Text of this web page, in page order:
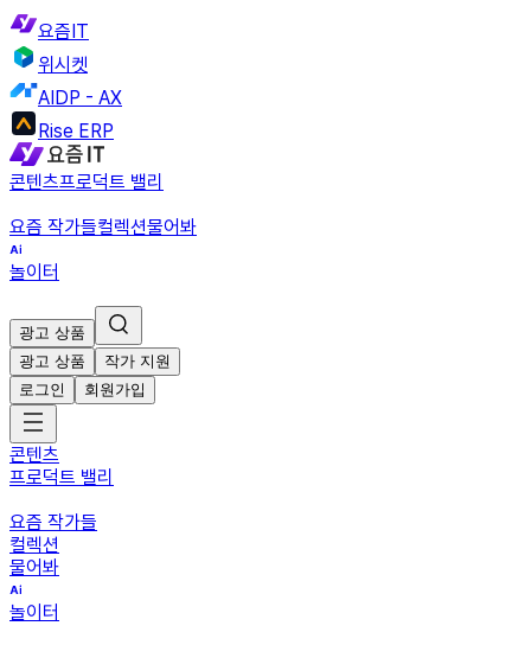
요즘IT
위시켓
AIDP - AX
Rise ERP
콘텐츠프로덕트 밸리
요즘 작가들컬렉션물어봐
놀이터
광고 상품
광고 상품
작가 지원
로그인
회원가입
콘텐츠
프로덕트 밸리
요즘 작가들
컬렉션
물어봐
놀이터